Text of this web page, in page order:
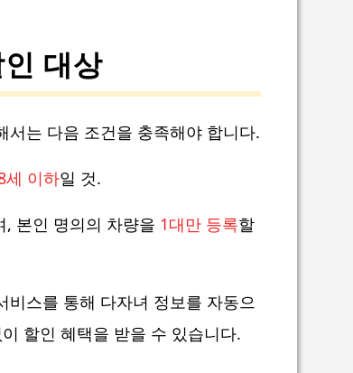
대상
는 다음 조건을 충족해야 합니다.
세 이하일 것.
, 본인 명의의 차량을 1대만 등록할
스를 통해 다자녀 정보를 자동으
할인 혜택을 받을 수 있습니다.